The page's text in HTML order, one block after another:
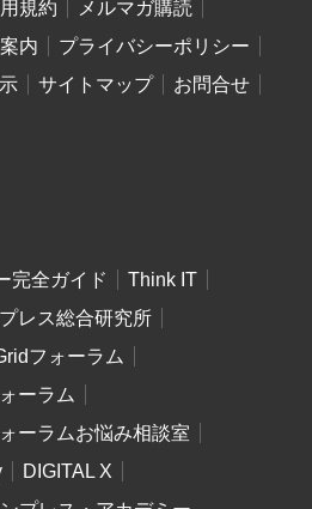
規約
メルマガ購読
内
プライバシーポリシー
サイトマップ
お問合せ
完全ガイド
Think IT
レス総合研究所
フォーラム
ーラム
ーラムお悩み相談室
DIGITAL X